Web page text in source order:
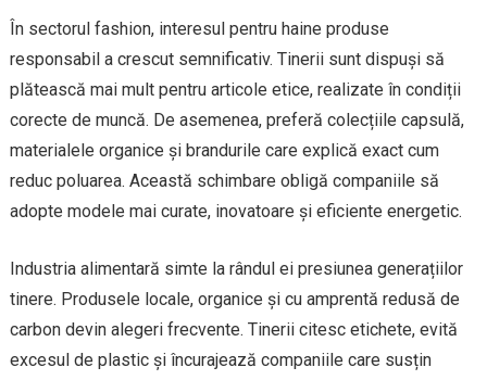
În sectorul fashion, interesul pentru haine produse
responsabil a crescut semnificativ. Tinerii sunt dispuși să
plătească mai mult pentru articole etice, realizate în condiții
corecte de muncă. De asemenea, preferă colecțiile capsulă,
materialele organice și brandurile care explică exact cum
reduc poluarea. Această schimbare obligă companiile să
adopte modele mai curate, inovatoare și eficiente energetic.
Industria alimentară simte la rândul ei presiunea generațiilor
tinere. Produsele locale, organice și cu amprentă redusă de
carbon devin alegeri frecvente. Tinerii citesc etichete, evită
excesul de plastic și încurajează companiile care susțin